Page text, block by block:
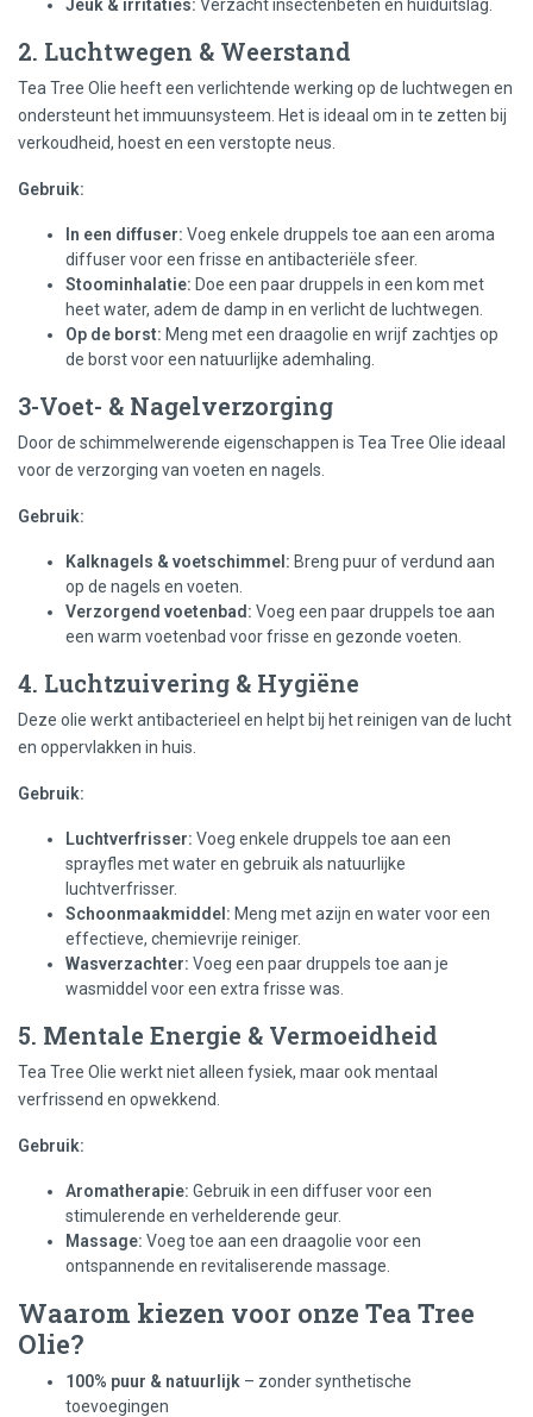
Jeuk & irritaties: Verzacht insectenbeten en huiduitslag.
2. Luchtwegen & Weerstand
Tea Tree Olie heeft een verlichtende werking op de luchtwegen en
ondersteunt het immuunsysteem. Het is ideaal om in te zetten bij
verkoudheid, hoest en een verstopte neus.
Gebruik:
In een diffuser: Voeg enkele druppels toe aan een aroma
diffuser voor een frisse en antibacteriële sfeer.
Stoominhalatie: Doe een paar druppels in een kom met
heet water, adem de damp in en verlicht de luchtwegen.
Op de borst: Meng met een draagolie en wrijf zachtjes op
de borst voor een natuurlijke ademhaling.
3-Voet- & Nagelverzorging
Door de schimmelwerende eigenschappen is Tea Tree Olie ideaal
voor de verzorging van voeten en nagels.
Gebruik:
Kalknagels & voetschimmel: Breng puur of verdund aan
op de nagels en voeten.
Verzorgend voetenbad: Voeg een paar druppels toe aan
een warm voetenbad voor frisse en gezonde voeten.
4. Luchtzuivering & Hygiëne
Deze olie werkt antibacterieel en helpt bij het reinigen van de lucht
en oppervlakken in huis.
Gebruik:
Luchtverfrisser: Voeg enkele druppels toe aan een
sprayfles met water en gebruik als natuurlijke
luchtverfrisser.
Schoonmaakmiddel: Meng met azijn en water voor een
effectieve, chemievrije reiniger.
Wasverzachter: Voeg een paar druppels toe aan je
wasmiddel voor een extra frisse was.
5. Mentale Energie & Vermoeidheid
Tea Tree Olie werkt niet alleen fysiek, maar ook mentaal
verfrissend en opwekkend.
Gebruik:
Aromatherapie: Gebruik in een diffuser voor een
stimulerende en verhelderende geur.
Massage: Voeg toe aan een draagolie voor een
ontspannende en revitaliserende massage.
Waarom kiezen voor onze Tea Tree
Olie?
100% puur & natuurlijk – zonder synthetische
toevoegingen